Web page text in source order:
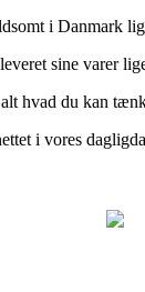
i Danmark
sine varer
hvad du kan
i vores